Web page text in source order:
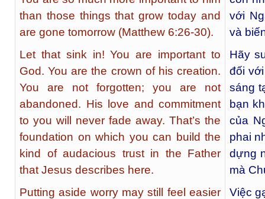
than those things that grow today and
are gone tomorrow (Matthew 6:26-30).
Let that sink in! You are important to
God. You are the crown of his creation.
You are not forgotten; you are not
abandoned. His love and commitment
to you will never fade away. That’s the
foundation on which you can build the
kind of audacious trust in the Father
that Jesus describes here.
Putting aside worry may still feel easier
với
và
Hãy
đối
sáng
bạn
của
phai
dựng
mà
Việc